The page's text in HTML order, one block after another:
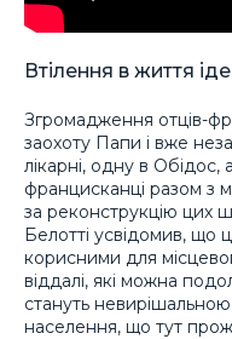
Втілення в життя
Згромадження отців-
заохоту Папи і вже
лікарні, одну в Обідос,
францисканці разом з
за реконструкцію цих
Белотті усвідомив, що
корисними для
віддалі, які можна
стануть
населення, що тут